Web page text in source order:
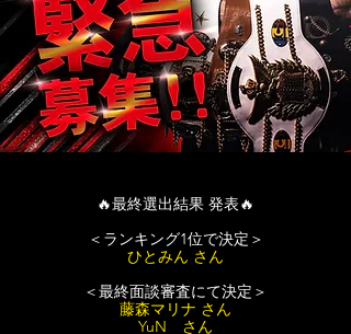
🔥最終選出結果 発表🔥
＜ランキング1位で決定＞
ひとみん さん
＜最終面談審査にて決定＞
藤森マリナ さん
YuN さん